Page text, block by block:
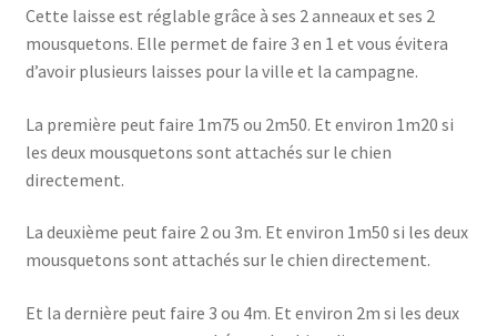
Cette laisse est réglable grâce à ses 2 anneaux et ses 2
mousquetons. Elle permet de faire 3 en 1 et vous évitera
d’avoir plusieurs laisses pour la ville et la campagne.
La première peut faire 1m75 ou 2m50. Et environ 1m20 si
les deux mousquetons sont attachés sur le chien
directement.
La deuxième peut faire 2 ou 3m. Et environ 1m50 si les deux
mousquetons sont attachés sur le chien directement.
Et la dernière peut faire 3 ou 4m. Et environ 2m si les deux